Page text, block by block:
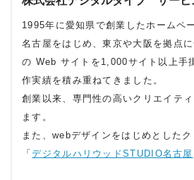
1995年に愛知県で創業したホームペ
名古屋をはじめ、東京や大阪を拠点
の Web サイトを1,000サイト以上手
作実績を積み重ねてきました。
創業以来、専門性の高いクリエイテ
ます。
また、webデザインをはじめとした
「デジタルハリウッドSTUDIO名古屋